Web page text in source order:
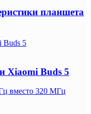
планшета
Buds 5
Xiaomi Buds 5
вместо 320 МГц